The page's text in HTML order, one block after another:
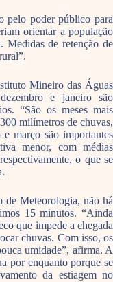
pelo poder público para
orientar a população
Medidas de retenção de
Mineiro das Águas
e janeiro são
“São os meses mais
milímetros de chuvas,
março são importantes
menor, com médias
o que se
Meteorologia, não há
15 minutos. “Ainda
que impede a chegada
chuvas. Com isso, os
umidade”, afirma. A
por enquanto porque se
da estiagem no